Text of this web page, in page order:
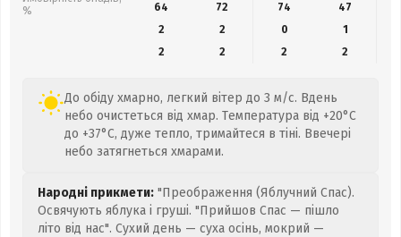
%
64
72 74 47
2
2 0
1
2
2 2 2
До обіду хмарно, легкий вітер до 3 м/с. Вдень
небо очистеться від хмар. Температура від +20°C
до +37°C, дуже тепло, тримайтеся в тіні. Ввечері
небо затягнеться хмарами.
Народні прикмети: "Преображення (Яблучний Спас).
Освячують яблука і груші. "Прийшов Спас — пішло
літо від нас". Сухий день — суха осінь, мокрий —